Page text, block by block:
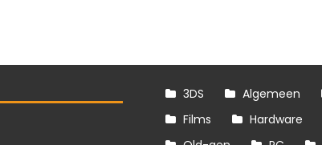
3DS Algemeen
Films
Hardware